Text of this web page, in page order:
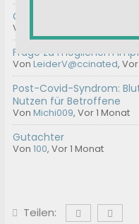
Geeignete Gutachter für
Von
Frage zu möglichem
VonLeiderV@ccinated,
Post-Covid-Syndrom:
Nutzen für Betroffene
VonMichi009,Vor 1 Monat
Gutachter
Von100,Vor 1 Monat
Teilen: